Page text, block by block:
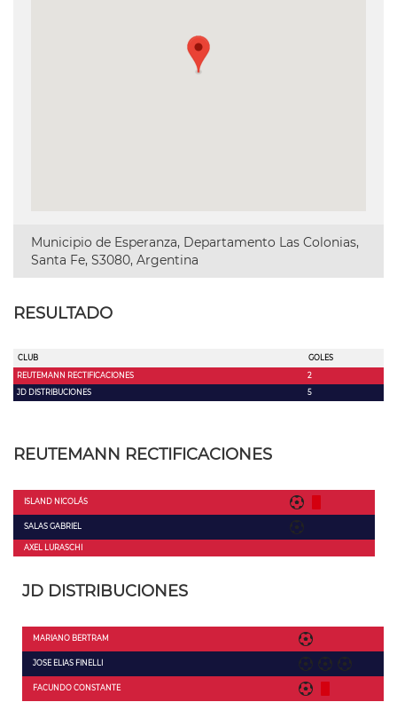
Municipio de Esperanza, Departamento Las Colonias,
Santa Fe, S3080, Argentina
RESULTADO
CLUB
GOLES
REUTEMANN RECTIFICACIONES
2
JD DISTRIBUCIONES
5
REUTEMANN RECTIFICACIONES
ISLAND NICOLÁS
SALAS GABRIEL
AXEL LURASCHI
JD DISTRIBUCIONES
MARIANO BERTRAM
JOSE ELIAS FINELLI
FACUNDO CONSTANTE